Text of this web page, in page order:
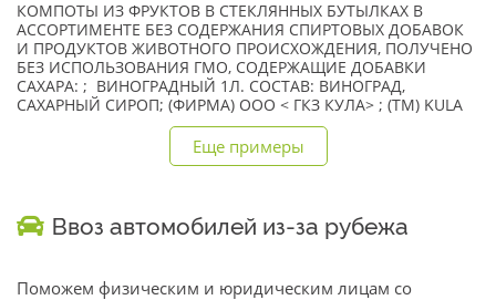
КОМПОТЫ ИЗ ФРУКТОВ В СТЕКЛЯННЫХ БУТЫЛКАХ В
АССОРТИМЕНТЕ БЕЗ СОДЕРЖАНИЯ СПИРТОВЫХ ДОБАВОК
И ПРОДУКТОВ ЖИВОТНОГО ПРОИСХОЖДЕНИЯ, ПОЛУЧЕНО
БЕЗ ИСПОЛЬЗОВАНИЯ ГМО, СОДЕРЖАЩИЕ ДОБАВКИ
САХАРА: ; ВИНОГРАДНЫЙ 1Л. СОСТАВ: ВИНОГРАД,
САХАРНЫЙ СИРОП; (ФИРМА) ООО < ГКЗ КУЛА> ; (TM) KULA
Еще примеры
Ввоз автомобилей из-за рубежа
Поможем физическим и юридическим лицам со